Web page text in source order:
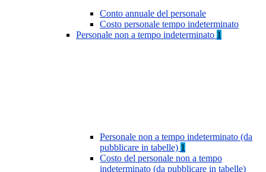
Conto annuale del personale
Costo personale tempo indeterminato
Personale non a tempo indeterminato 1
Personale non a tempo indeterminato (da
pubblicare in tabelle) 1
Costo del personale non a tempo
indeterminato (da pubblicare in tabelle)